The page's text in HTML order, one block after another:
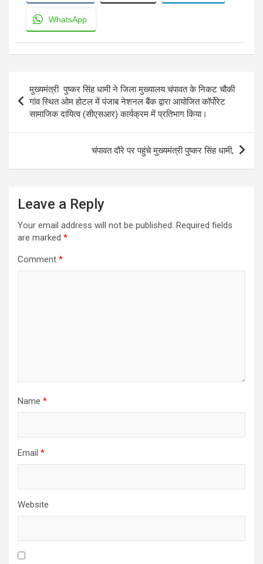
WhatsApp
navigation
मुख्यमंत्री पुष्कर सिंह धामी ने जिला मुख्यालय चंपावत के निकट चौकी
गांव स्थित ओम होटल में पंजाब नेशनल बैंक द्वारा आयोजित कॉर्पोरेट
सामाजिक दायित्व (सीएसआर) कार्यक्रम में प्रतिभाग किया।
चंपावत दौरे पर पहुंचे मुख्यमंत्री पुष्कर सिंह धामी,
Leave a Reply
Your email address will not be published. Required fields
are marked *
Comment *
Name *
Email *
Website